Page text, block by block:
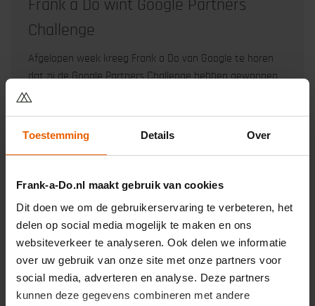
Toestemming Details Over
Frank-a-Do.nl maakt gebruik van cookies
Dit doen we om de gebruikerservaring te verbeteren, het
delen op social media mogelijk te maken en ons
websiteverkeer te analyseren. Ook delen we informatie
over uw gebruik van onze site met onze partners voor
social media, adverteren en analyse. Deze partners
kunnen deze gegevens combineren met andere
Frank a Do wint Google Partners
Challenge
Afgelopen week kreeg Frank a Do van Google te horen
dat zij de Google Partners Challenge hebben gewonnen
op basis van de advertentieprestaties van laatste 90
Lees meer over: Frank a Do wint Google Partners